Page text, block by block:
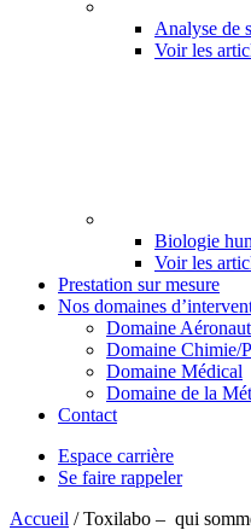
Analyse de
Voir les
Biologie
Voir les
Prestation sur mesure
Nos domaines
Domaine
Domaine Chimie/
Domaine Médical
Domaine de la
Contact
Espace carrière
Se faire rappeler
Accueil /Toxilabo – qui